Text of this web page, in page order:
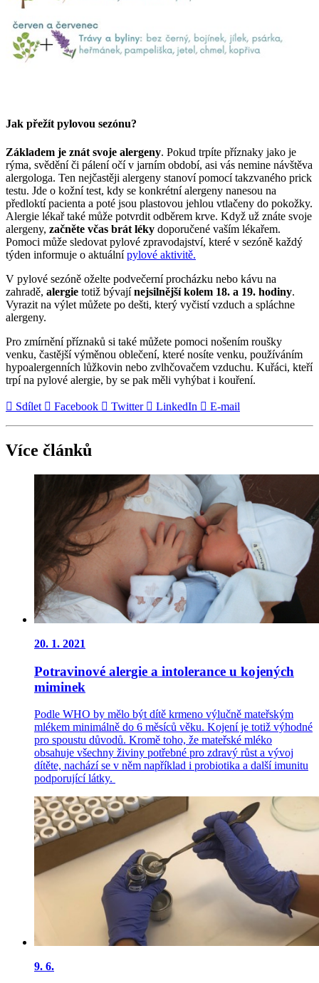
Jak přežít pylovou sezónu?
Základem je znát svoje alergeny. Pokud trpíte příznaky jako je
rýma, svědění či pálení očí v jarním období, asi vás nemine návštěva
alergologa. Ten nejčastěji alergeny stanoví pomocí takzvaného prick
testu. Jde o kožní test, kdy se konkrétní alergeny nanesou na
předloktí pacienta a poté jsou plastovou jehlou vtlačeny do pokožky.
Alergie lékař také může potvrdit odběrem krve. Když už znáte svoje
alergeny, začněte včas brát léky doporučené vaším lékařem.
Pomoci může sledovat pylové zpravodajství, které v sezóně každý
týden informuje o aktuálnípylové aktivitě.
V pylové sezóně oželte podvečerní procházku nebo kávu na
zahradě, alergie totiž bývajínejsilnější kolem 18. a 19. hodiny.
Vyrazit na výlet můžete po dešti, který vyčistí vzduch a spláchne
alergeny.
Pro zmírnění příznaků si také můžete pomoci nošením roušky
venku, častější výměnou oblečení, které nosíte venku, používáním
hypoalergenních lůžkovin nebo zvlhčovačem vzduchu. Kuřáci, kteří
trpí na pylové alergie, by se pak měli vyhýbat i kouření.
Sdílet Facebook Twitter LinkedIn E-mail
Více článků
20. 1. 2021
Potravinové alergie a intolerance u kojených
miminek
Podle WHO by mělo být dítě krmeno výlučně mateřským
mlékem minimálně do 6 měsíců věku. Kojení je totiž výhodné
pro spoustu důvodů. Kromě toho, že mateřské mléko
obsahuje všechny živiny potřebné pro zdravý růst a vývoj
dítěte, nachází se v něm například i probiotika a další imunitu
podporující látky.
9. 6.